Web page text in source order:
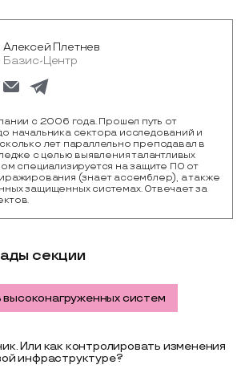
Алексей Плетнев
Базис-Центр
с 2006 года. Прошел путь от
начальника сектора исследований и
лет параллельно преподавал в
с целью выявления талантливых
специализируется на защите ПО от
(знает ассемблер), а также
защищенных системах. Отвечает за
секции
систем
Или как контролировать изменения
инфраструктуре?